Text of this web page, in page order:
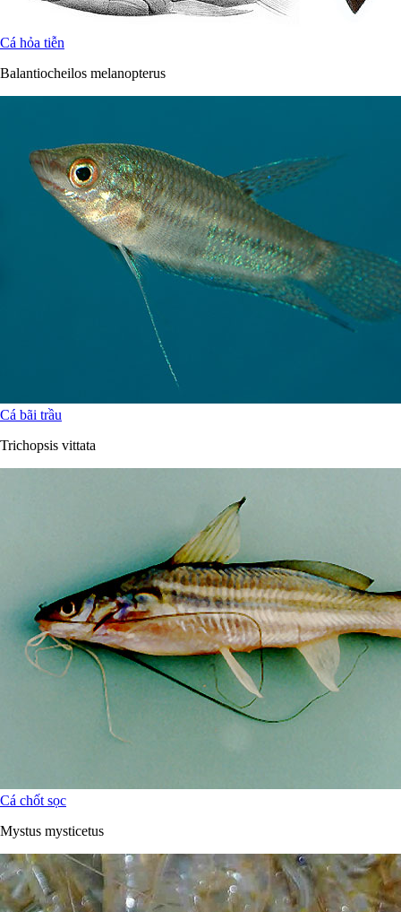
Cá hỏa tiễn
Balantiocheilos melanopterus
Cá bãi trầu
Trichopsis vittata
Cá chốt sọc
Mystus mysticetus